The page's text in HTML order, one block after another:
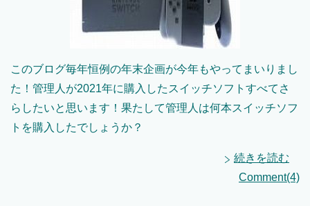
このブログ毎年恒例の年末企画が今年もやってまいりまし
た！管理人が2021年に購入したスイッチソフトすべてさ
らしたいと思います！果たして管理人は何本スイッチソフ
トを購入したでしょうか？
続きを読む
Comment(4)